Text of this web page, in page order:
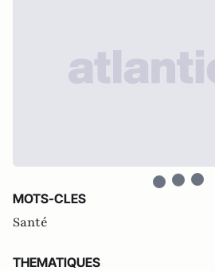
MOTS-CLES
Santé
THEMATIQUES